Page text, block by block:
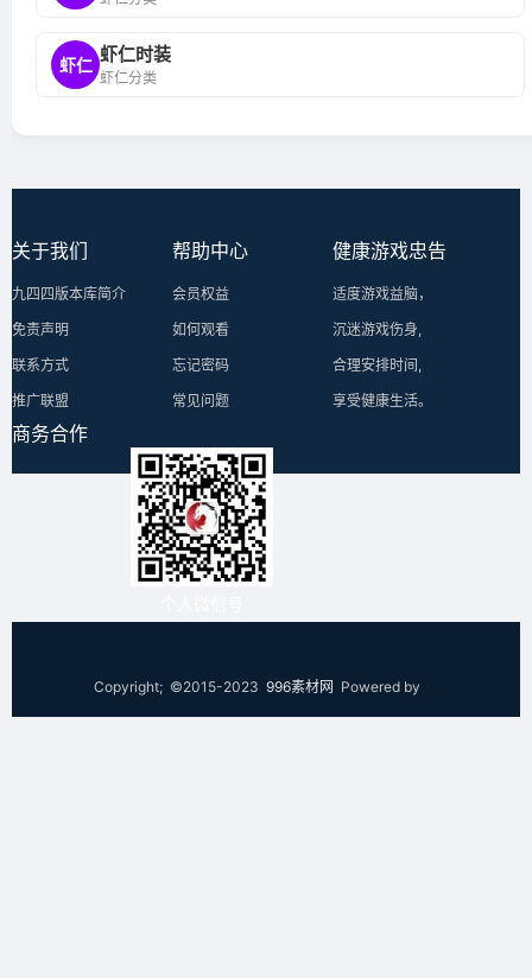
虾仁 虾仁时装
虾仁分类
关于我们
九四四版本库简介
免责声明
联系方式
推广联盟
帮助中心
会员权益
如何观看
忘记密码
常见问题
健康游戏忠告
适度游戏益脑，
沉迷游戏伤身,
合理安排时间,
享受健康生活。
商务合作
Copyright; ©2015-2023 996素材网 Powered by